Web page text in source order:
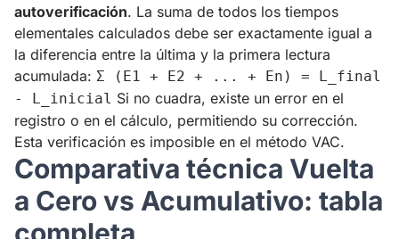
autoverificación. La suma de todos los tiempos
elementales calculados debe ser exactamente igual a
la diferencia entre la última y la primera lectura
acumulada: Σ (E1 + E2 + ... + En) = L_final
- L_inicial Si no cuadra, existe un error en el
registro o en el cálculo, permitiendo su corrección.
Esta verificación es imposible en el método VAC.
Comparativa técnica Vuelta
a Cero vs Acumulativo: tabla